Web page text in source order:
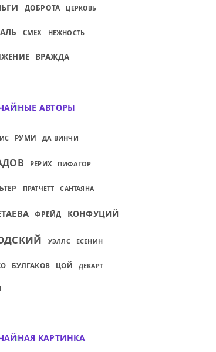
ДОБРОТА ЦЕРКОВЬ
СМЕХ НЕЖНОСТЬ
ВРАЖДА
АВТОРЫ
РУМИ ДА ВИНЧИ
РЕРИХ ПИФАГОР
ПРАТЧЕТТ САНТАЯНА
ФРЕЙД КОНФУЦИЙ
УЭЛЛС ЕСЕНИН
БУЛГАКОВ ЦОЙ ДЕКАРТ
КАРТИНКА